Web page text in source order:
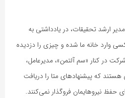
ارشد تحقیقات، در یادداشتی به
وارد خانه ما شده و چیزی را دزدیده
در کنار «سم آلتمن»، مدیرعامل،
هستند که پیشنهادهای متا را دریافت
حفظ نیروهایمان فروگذار نمی‌کنند.